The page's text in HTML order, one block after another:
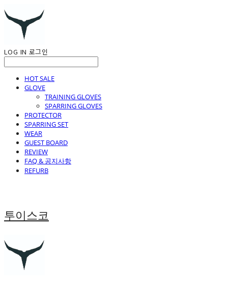
LOG IN 로그인
HOT SALE
GLOVE
TRAINING GLOVES
SPARRING GLOVES
PROTECTOR
SPARRING SET
WEAR
GUEST BOARD
REVIEW
FAQ & 공지사항
REFURB
투이스코